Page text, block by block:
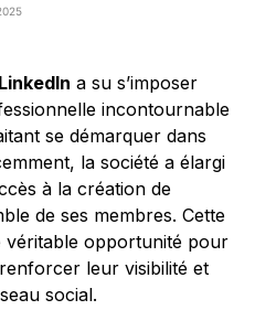
LinkedIn a su s’imposer
incontournable
se démarquer dans
la société a élargi
à la création de
de ses membres. Cette
véritable opportunité pour
leur visibilité et
social.